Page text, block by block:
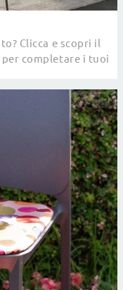
Clicca e scopri il
completare i tuoi